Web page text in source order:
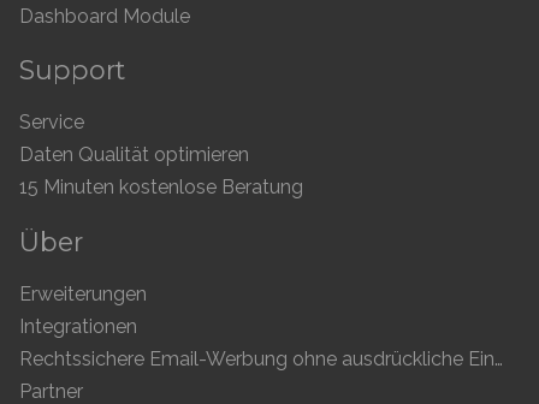
Dashboard Module
Support
Service
Daten Qualität optimieren
15 Minuten kostenlose Beratung
Über
Erweiterungen
Integrationen
Rechtssichere Email-Werbung ohne ausdrückliche Einwilligung
Partner